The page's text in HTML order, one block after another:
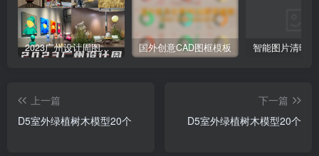
2023广州设计周图集更新至8000多张高清图+联系方式 国外创意CAD图框模板
上一篇
D5室外绿植树木模型20个
下一篇
D5室外绿植树木模型20个